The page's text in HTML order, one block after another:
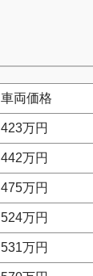
車両価格
423万円
442万円
475万円
524万円
531万円